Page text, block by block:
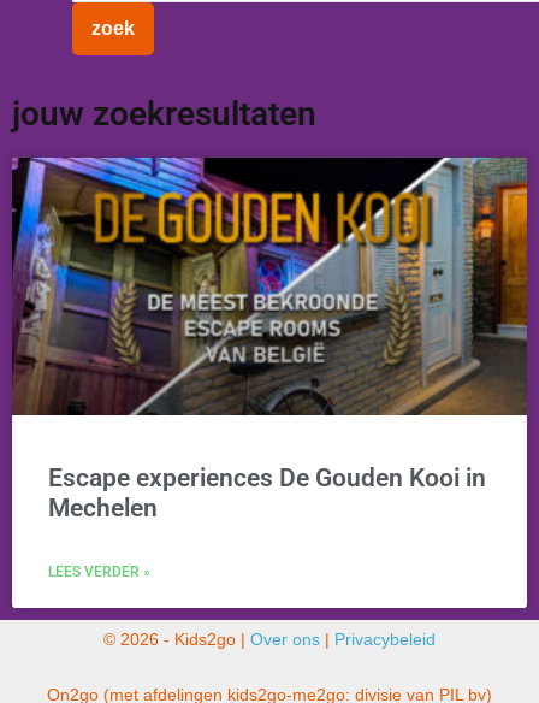
jouw zoekresultaten
Escape experiences De Gouden Kooi in
Mechelen
LEES VERDER »
© 2026 - Kids2go | Over ons | Privacybeleid
On2go (met afdelingen kids2go-me2go: divisie van PIL bv)